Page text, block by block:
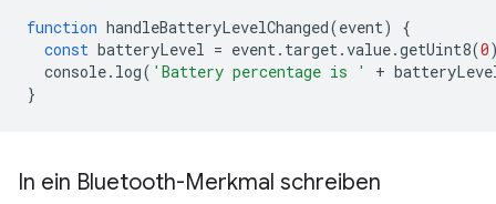
function handleBatteryLevelChanged(event)
{
const batteryLevel = event. target.value.getUint8(0
console. log( 'Battery percentage is ' +
}
In ein Bluetooth-Merkmal schreiben